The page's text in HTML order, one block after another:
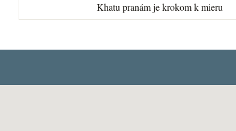
Khatu pranám je krokom k mieru